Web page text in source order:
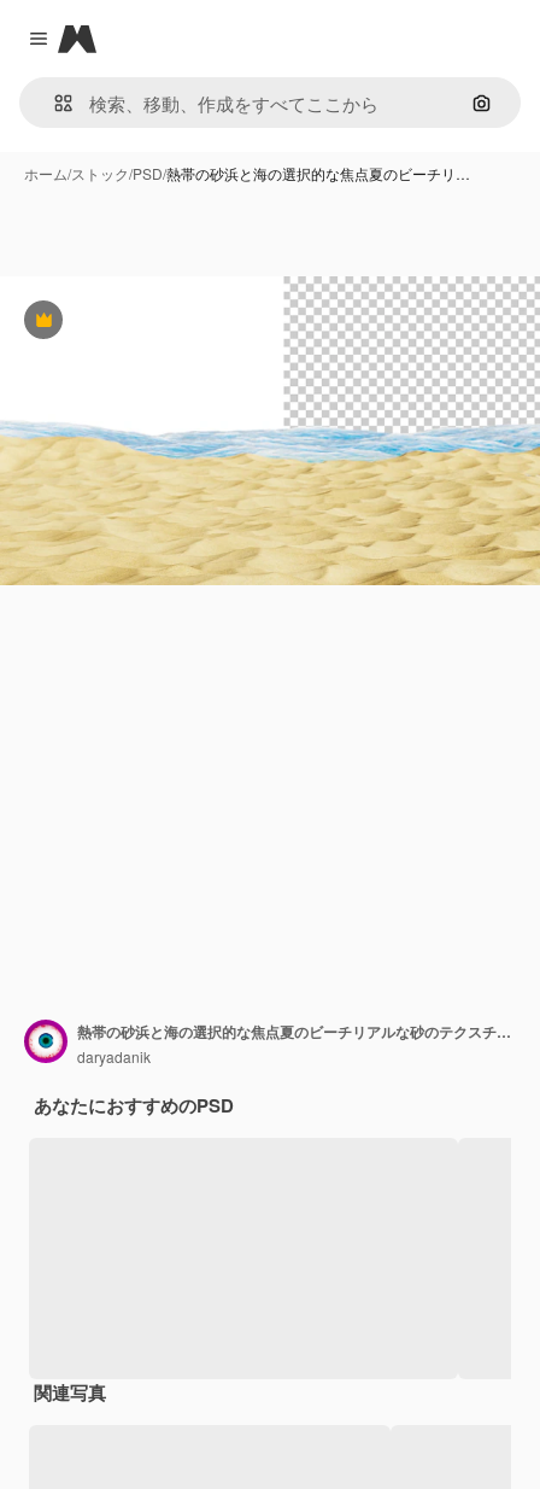
Close menu
Magnific
画像で
ホーム/ストック/PSD/熱帯の砂浜と海の選択的な焦点夏のビーチリ…
Premium
熱帯の砂浜と海の選択的な焦点夏のビーチリアルな砂のテクスチャ3Dレンダリング
daryadanik
あなたにおすすめのPSD
関連写真